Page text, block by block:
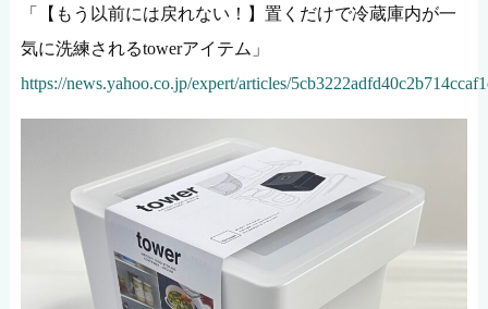
「【もう以前には戻れない！】置くだけで冷蔵庫内が一
気に洗練されるtowerアイテム」
https://news.yahoo.co.jp/expert/articles/